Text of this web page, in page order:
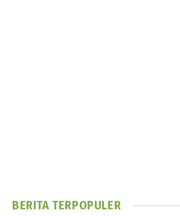
BERITA TERPOPULER